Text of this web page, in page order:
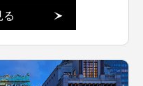
る